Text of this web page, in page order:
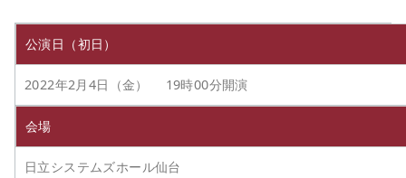
公演日（初日）
2022年2月4日（金） 19時00分開演
会場
日立システムズホール仙台